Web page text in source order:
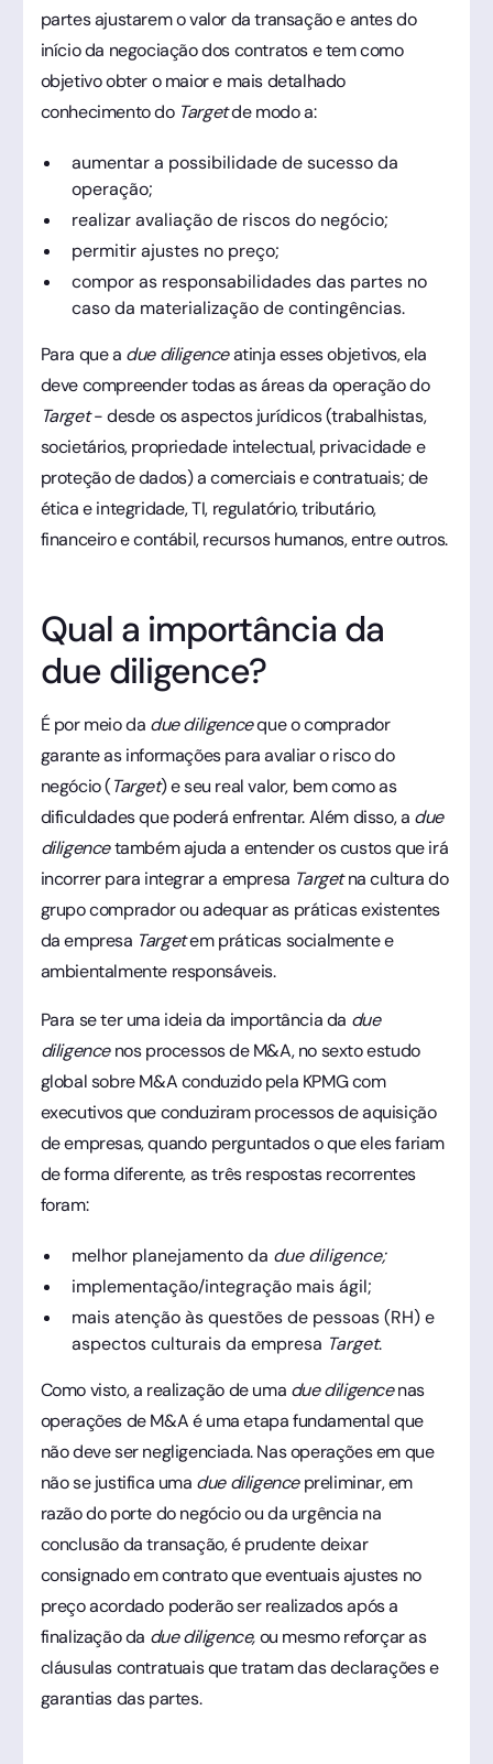
partes ajustarem o valor da transação e antes do
início da negociação dos contratos e tem como
objetivo obter o maior e mais detalhado
conhecimento do Targetde modo a:
aumentar a possibilidade de sucesso da
operação;
realizar avaliação de riscos do negócio;
permitir ajustes no preço;
compor as responsabilidades das partes no
caso da materialização de contingências.
Para que a due diligenceatinja esses objetivos, ela
deve compreender todas as áreas da operação do
Target- desde os aspectos jurídicos (trabalhistas,
societários, propriedade intelectual, privacidade e
proteção de dados) a comerciais e contratuais; de
ética e integridade, TI, regulatório, tributário,
financeiro e contábil, recursos humanos, entre outros.
Qual a importância da
due diligence?
É por meio da due diligenceque o comprador
garante as informações para avaliar o risco do
negócio (Target) e seu real valor, bem como as
dificuldades que poderá enfrentar. Além disso, a due
diligencetambém ajuda a entender os custos que irá
incorrer para integrar a empresa Targetna cultura do
grupo comprador ou adequar as práticas existentes
da empresa Targetem práticas socialmente e
ambientalmente responsáveis.
Para se ter uma ideia da importância da due
diligencenos processos de M&A, no sexto estudo
global sobre M&A conduzido pela KPMG com
executivos que conduziram processos de aquisição
de empresas, quando perguntados o que eles fariam
de forma diferente, as três respostas recorrentes
foram:
melhor planejamento da due diligence;
implementação/integração mais ágil;
mais atenção às questões de pessoas (RH) e
aspectos culturais da empresa Target.
Como visto, a realização de uma due diligencenas
operações de M&A é uma etapa fundamental que
não deve ser negligenciada. Nas operações em que
não se justifica uma due diligencepreliminar, em
razão do porte do negócio ou da urgência na
conclusão da transação, é prudente deixar
consignado em contrato que eventuais ajustes no
preço acordado poderão ser realizados após a
finalização da due diligence,ou mesmo reforçar as
cláusulas contratuais que tratam das declarações e
garantias das partes.